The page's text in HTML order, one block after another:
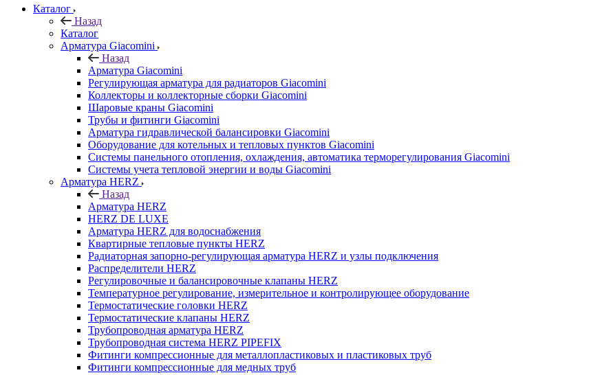
Каталог
Назад
Каталог
Арматура Giacomini
Назад
Арматура Giacomini
Регулирующая арматура для радиаторов Giacomini
Коллекторы и коллекторные сборки Giacomini
Шаровые краны Giacomini
Трубы и фитинги Giacomini
Арматура гидравлической балансировки Giacomini
Оборудование для котельных и тепловых пунктов Giacomini
Системы панельного отопления, охлаждения, автоматика терморегулирования Giacomini
Системы учета тепловой энергии и воды Giacomini
Арматура HERZ
Назад
Арматура HERZ
HERZ DE LUXE
Арматура HERZ для водоснабжения
Квартирные тепловые пункты HERZ
Радиаторная запорно-регулирующая арматура HERZ и узлы подключения
Распределители HERZ
Регулировочные и балансировочные клапаны HERZ
Температурное регулирование, измерительное и контролирующее оборудование
Термостатические головки HERZ
Термостатические клапаны HERZ
Трубопроводная арматура HERZ
Трубопроводная система HERZ PIPEFIX
Фитинги компрессионные для металлопластиковых и пластиковых труб
Фитинги компрессионные для медных труб